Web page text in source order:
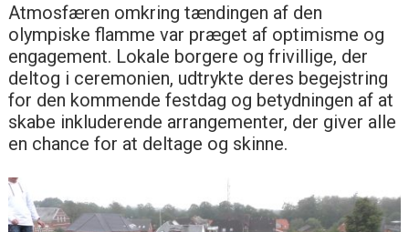
Atmosfæren omkring tændingen af den
olympiske flamme var præget af optimisme og
engagement. Lokale borgere og frivillige, der
deltog i ceremonien, udtrykte deres begejstring
for den kommende festdag og betydningen af at
skabe inkluderende arrangementer, der giver alle
en chance for at deltage og skinne.